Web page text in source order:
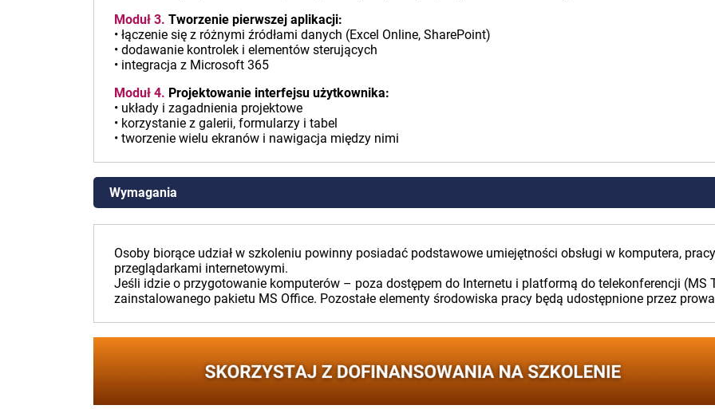
Moduł 3. Tworzenie pierwszej aplikacji:
• łączenie się z różnymi źródłami danych (Excel Online, SharePoint)
• dodawanie kontrolek i elementów sterujących
• integracja z Microsoft 365
Moduł 4. Projektowanie interfejsu użytkownika:
• układy i zagadnienia projektowe
• korzystanie z galerii, formularzy i tabel
• tworzenie wielu ekranów i nawigacja między nimi
Wymagania
Osoby biorące udział w szkoleniu powinny posiadać podstawowe umiejętności obsługi w komputera,
przeglądarkami internetowymi.
Jeśli idzie o przygotowanie komputerów – poza dostępem do Internetu i platformą do telekonferencji (MS
zainstalowanego pakietu MS Office. Pozostałe elementy środowiska pracy będą udostępnione przez